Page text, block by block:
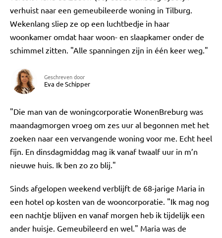
verhuist naar een gemeubileerde woning in Tilburg.
Wekenlang sliep ze op een luchtbedje in haar
woonkamer omdat haar woon- en slaapkamer onder de
schimmel zitten. "Alle spanningen zijn in één keer weg."
Geschreven door
Eva de Schipper
"Die man van de woningcorporatie WonenBreburg was
maandagmorgen vroeg om zes uur al begonnen met het
zoeken naar een vervangende woning voor me. Echt heel
fijn. En dinsdagmiddag mag ik vanaf twaalf uur in m’n
nieuwe huis. Ik ben zo zo blij."
Sinds afgelopen weekend verblijft de 68-jarige Maria in
een hotel op kosten van de wooncorporatie. "Ik mag nog
een nachtje blijven en vanaf morgen heb ik tijdelijk een
ander huisje. Gemeubileerd en wel." Maria was de